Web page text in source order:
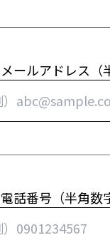
メールアドレス（
電話番号（半角数